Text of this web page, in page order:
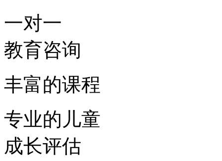
一对一
教育咨询
丰富的课程
专业的儿童
成长评估